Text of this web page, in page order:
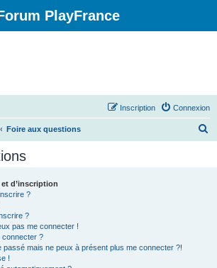
PlayFrance
Connexion
Inscription
Foire aux questions
d’inscription
?
?
pas me connecter !
connecter ?
passé mais ne peux à présent plus me connecter ?!
!